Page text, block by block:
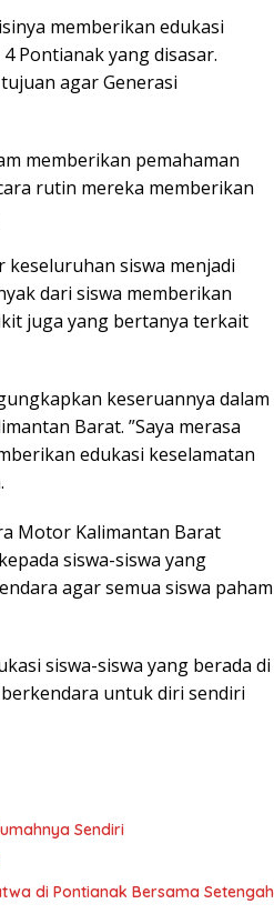
memberikan edukasi
Pontianak yang disasar.
agar Generasi
memberikan pemahaman
rutin mereka memberikan
siswa menjadi
dari siswa memberikan
juga yang bertanya terkait
keseruannya dalam
Barat. ”Saya merasa
edukasi keselamatan
Motor Kalimantan Barat
siswa-siswa yang
agar semua siswa paham
siswa-siswa yang berada di
untuk diri sendiri
Sendiri
di Pontianak Bersama Setengah